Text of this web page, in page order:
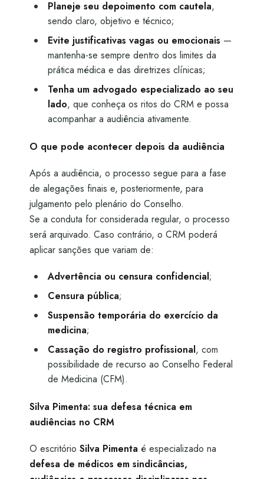
Planeje seu depoimento com cautela,
sendo claro, objetivo e técnico;
Evite justificativas vagas ou emocionais —
mantenha-se sempre dentro dos limites da
prática médica e das diretrizes clínicas;
Tenha um advogado especializado ao seu
lado, que conheça os ritos do CRM e possa
acompanhar a audiência ativamente.
O que pode acontecer depois da audiência
Após a audiência, o processo segue para a fase
de alegações finais e, posteriormente, para
julgamento pelo plenário do Conselho.
Se a conduta for considerada regular, o processo
será arquivado. Caso contrário, o CRM poderá
aplicar sanções que variam de:
Advertência ou censura confidencial;
Censura pública;
Suspensão temporária do exercício da
medicina;
Cassação do registro profissional, com
possibilidade de recurso ao Conselho Federal
de Medicina (CFM).
Silva Pimenta: sua defesa técnica em
audiências no CRM
O escritório Silva Pimenta é especializado na
defesa de médicos em sindicâncias,